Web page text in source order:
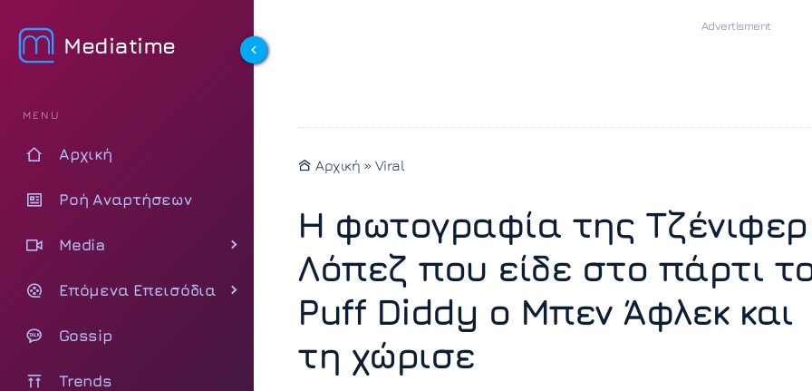
Mediatime
MENU
Αρχική
Ροή Αναρτήσεων
Media
Επόμενα Επεισόδια
Gossip
Trends
Αρχική » Viral
H φωτογραφία της Τζένιφερ
Λόπεζ που είδε στο πάρτι
Puff Diddy ο Μπεν Άφλεκ και
τη χώρισε